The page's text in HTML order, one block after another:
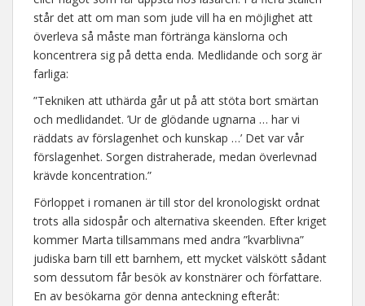
står det att om man som jude vill ha en möjlighet att
överleva så måste man förtränga känslorna och
koncentrera sig på detta enda. Medlidande och sorg är
farliga:
”Tekniken att uthärda går ut på att stöta bort smärtan
och medlidandet. ’Ur de glödande ugnarna … har vi
räddats av förslagenhet och kunskap …’ Det var vår
förslagenhet. Sorgen distraherade, medan överlevnad
krävde koncentration.”
Förloppet i romanen är till stor del kronologiskt ordnat
trots alla sidospår och alternativa skeenden. Efter kriget
kommer Marta tillsammans med andra ”kvarblivna”
judiska barn till ett barnhem, ett mycket välskött sådant
som dessutom får besök av konstnärer och författare.
En av besökarna gör denna anteckning efteråt: